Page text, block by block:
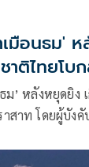
เมือนธม'
ติไทยโบ
’ หลังหยุดยิง
สาท โดยผู้บัง